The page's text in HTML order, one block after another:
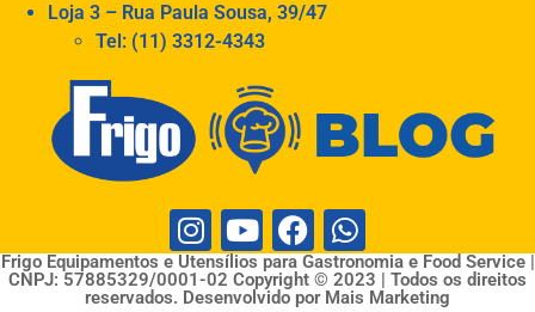
Loja 3 – Rua Paula Sousa, 39/47
Tel: (11) 3312-4343
Frigo Equipamentos e Utensílios para Gastronomia e Food Service |
CNPJ: 57885329/0001-02 Copyright © 2023 | Todos os direitos
reservados. Desenvolvido por Mais Marketing